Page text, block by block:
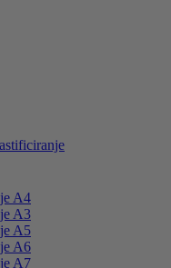
A4
A3
A5
A6
A7